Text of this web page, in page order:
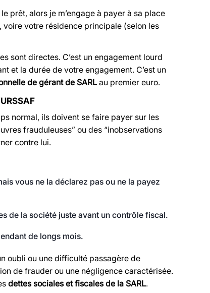
prêt, alors je m’engage à payer à sa place
voire votre résidence principale (selon les
sont directes. C’est un engagement lourd
et la durée de votre engagement. C’est un
de gérant de SARLau premier euro.
normal, ils doivent se faire payer sur les
frauduleuses” ou des “inobservations
contre lui.
vous ne la déclarez pas ou ne la payez
de la société juste avant un contrôle fiscal.
de longs mois.
oubli ou une difficulté passagère de
de frauder ou une négligence caractérisée.
dettes sociales et fiscales de la SARL.